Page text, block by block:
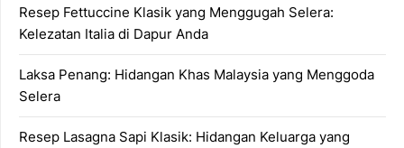
Resep Fettuccine Klasik yang Menggugah Selera:
Kelezatan Italia di Dapur Anda
Laksa Penang: Hidangan Khas Malaysia yang Menggoda
Selera
Resep Lasagna Sapi Klasik: Hidangan Keluarga yang